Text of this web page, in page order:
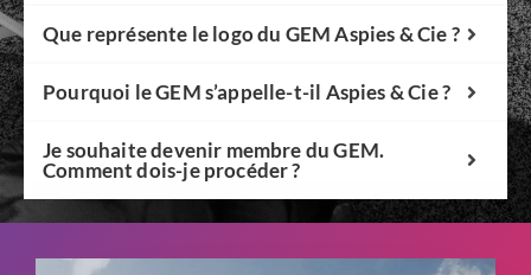
Que représente le logo du GEM Aspies & Cie ?
Pourquoi le GEM s’appelle-t-il Aspies & Cie ?
Je souhaite devenir membre du GEM.
Comment dois-je procéder ?